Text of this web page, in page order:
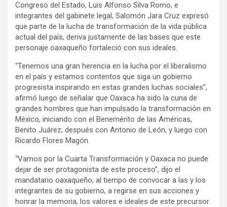
Congreso del Estado, Luis Alfonso Silva Romo, e
integrantes del gabinete legal, Salomón Jara Cruz expresó
que parte de la lucha de transformación de la vida pública
actual del país, deriva justamente de las bases que este
personaje oaxaqueño fortaleció con sus ideales.
“Tenemos una gran herencia en la lucha por el liberalismo
en el país y estamos contentos que siga un gobierno
progresista inspirando en estas grandes luchas sociales”,
afirmó luego de señalar que Oaxaca ha sido la cuna de
grandes hombres que han impulsado la transformación en
México, iniciando con el Benemérito de las Américas,
Benito Juárez; después con Antonio de León, y luego con
Ricardo Flores Magón.
“Vamos por la Cuarta Transformación y Oaxaca no puede
dejar de ser protagonista de este proceso”, dijo el
mandatario oaxaqueño, al tiempo de convocar a las y los
integrantes de su gobierno, a regirse en sus acciones y
honrar la memoria, los valores e ideales de este precursor